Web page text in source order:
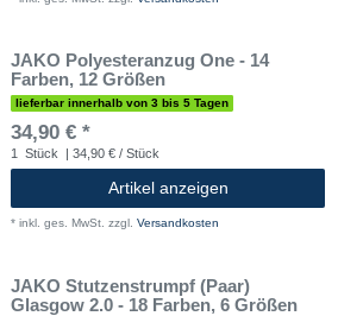
JAKO Polyesteranzug One - 14
Farben, 12 Größen
lieferbar innerhalb von 3 bis 5 Tagen
34,90 € *
1 Stück | 34,90 € / Stück
Artikel anzeigen
* inkl. ges. MwSt. zzgl. Versandkosten
JAKO Stutzenstrumpf (Paar)
Glasgow 2.0 - 18 Farben, 6 Größen